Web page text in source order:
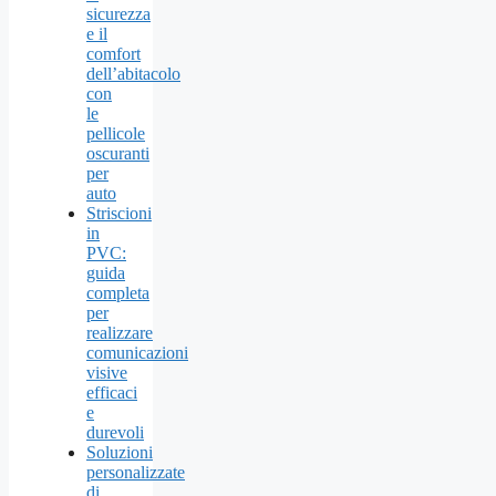
sicurezza
e il
comfort
dell’abitacolo
con
le
pellicole
oscuranti
per
auto
Striscioni
in
PVC:
guida
completa
per
realizzare
comunicazioni
visive
efficaci
e
durevoli
Soluzioni
personalizzate